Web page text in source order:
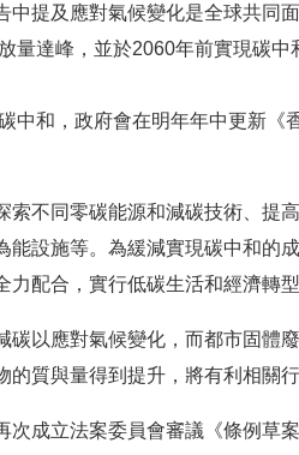
中提及應對氣候變化是全球共同
量達峰，並於2060年前實現碳中
中和，政府會在明年年中更新《
索不同零碳能源和減碳技術、提
能設施等。為緩減實現碳中和的
配合，實行低碳生活和經濟轉型
碳以應對氣候變化，而都市固體
質與量得到提升，將有利相關
成立法案委員會審議《條例草